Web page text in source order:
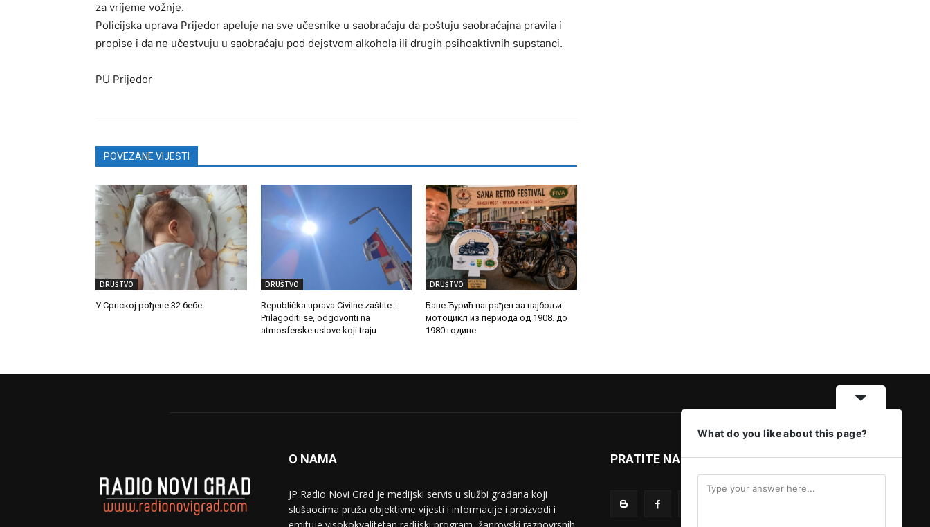
za vrijeme vožnje.
Policijska uprava Prijedor apeluje na sve učesnike u saobraćaju da poštuju saobraćajna pravila i
propise i da ne učestvuju u saobraćaju pod dejstvom alkohola ili drugih psihoaktivnih supstanci.
PU Prijedor
POVEZANE VIJESTI
DRUŠTVO
У Српској рођене 32 бебе
DRUŠTVO
Republička uprava Civilne zaštite :
Prilagoditi se, odgovoriti na
atmosferske uslove koji traju
DRUŠTVO
Бане Ђурић награђен за најбољи
мотоцикл из периода од 1908. до
1980.године
O NAMA
JP Radio Novi Grad je medijski servis u službi građana koji
slušaocima pruža objektivne vijesti i informacije i proizvodi i
PRATITE NAS
What do you like about this page?